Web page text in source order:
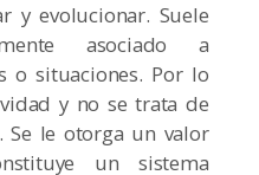
y evolucionar. Suele
asociado a
o situaciones. Por lo
y no se trata de
Se le otorga un valor
un sistema